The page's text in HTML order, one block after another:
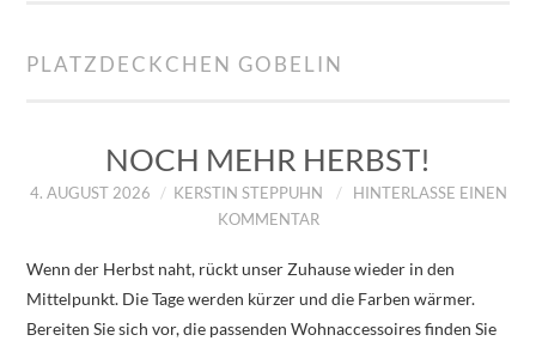
ÜBER UNS
DATENSCHUTZERKLÄRUNG
PLATZDECKCHEN GOBELIN
NOCH MEHR HERBST!
4. AUGUST 2026 KERSTIN STEPPUHN
HINTERLASSE EINEN
KOMMENTAR
Wenn der Herbst naht, rückt unser Zuhause wieder in den
Mittelpunkt. Die Tage werden kürzer und die Farben wärmer.
Bereiten Sie sich vor, die passenden Wohnaccessoires finden Sie